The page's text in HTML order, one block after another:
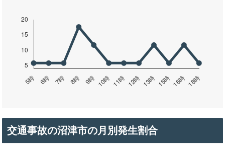
交通事故の沼津市の月別発生割合